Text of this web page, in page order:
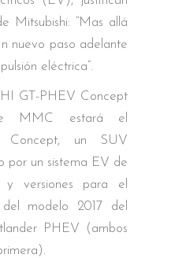
Mitsubishi: “Mas allá
nuevo paso adelante
eléctrica”.
GT-PHEV Concept
MMC estará el
Concept, un SUV
por un sistema EV de
y versiones para el
modelo 2017 del
PHEV (ambos